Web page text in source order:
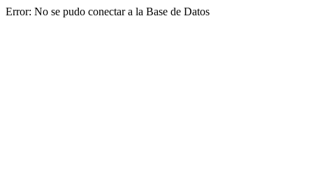
Error: No se pudo conectar a la Base de Datos